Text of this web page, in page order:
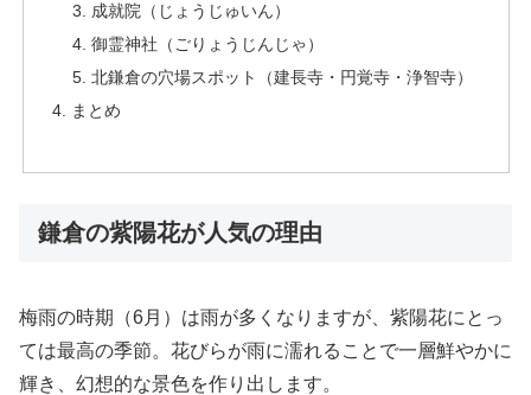
成就院（じょうじゅいん）
御霊神社（ごりょうじんじゃ）
北鎌倉の穴場スポット（建長寺・円覚寺・浄智寺）
まとめ
鎌倉の紫陽花が人気の理由
梅雨の時期（6月）は雨が多くなりますが、紫陽花にとっ
ては最高の季節。花びらが雨に濡れることで一層鮮やかに
輝き、幻想的な景色を作り出します。